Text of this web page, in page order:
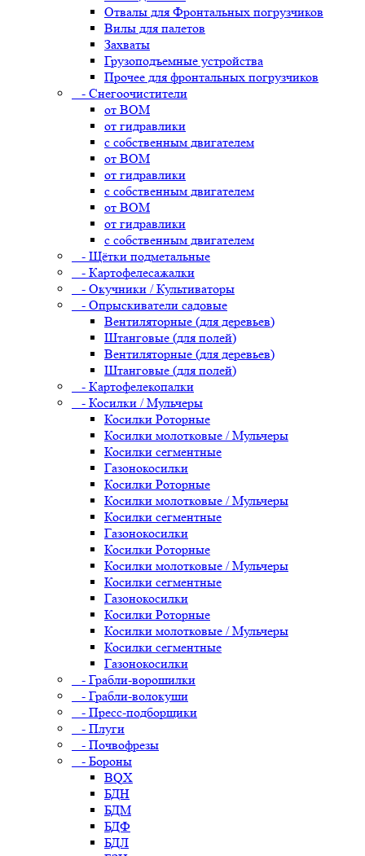
Отвалы для Фронтальных погрузчиков
Вилы для палетов
Захваты
Грузоподъемные устройства
Прочее для фронтальных погрузчиков
- Снегоочистители
от ВОМ
от гидравлики
с собственным двигателем
от ВОМ
от гидравлики
с собственным двигателем
от ВОМ
от гидравлики
с собственным двигателем
- Щётки подметальные
- Картофелесажалки
- Окучники / Культиваторы
- Опрыскиватели садовые
Вентиляторные (для деревьев)
Штанговые (для полей)
Вентиляторные (для деревьев)
Штанговые (для полей)
- Картофелекопалки
- Косилки / Мульчеры
Косилки Роторные
Косилки молотковые / Мульчеры
Косилки сегментные
Газонокосилки
Косилки Роторные
Косилки молотковые / Мульчеры
Косилки сегментные
Газонокосилки
Косилки Роторные
Косилки молотковые / Мульчеры
Косилки сегментные
Газонокосилки
Косилки Роторные
Косилки молотковые / Мульчеры
Косилки сегментные
Газонокосилки
- Грабли-ворошилки
- Грабли-волокуши
- Пресс-подборщики
- Плуги
- Почвофрезы
- Бороны
BQX
БДН
БДМ
БДФ
БДЛ